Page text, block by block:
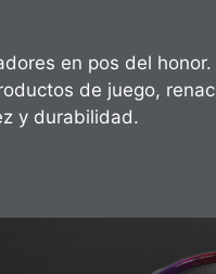
en pos del
de juego,
y durabilidad.